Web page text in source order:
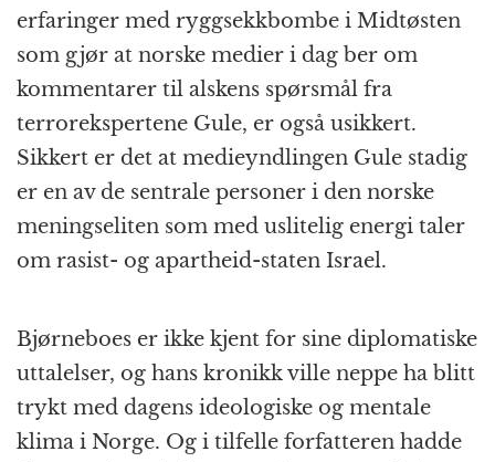
erfaringer med ryggsekkbombe i Midtøsten
som gjør at norske medier i dag ber om
kommentarer til alskens spørsmål fra
terrorekspertene Gule, er også usikkert.
Sikkert er det at medieyndlingen Gule stadig
er en av de sentrale personer i den norske
meningseliten som med uslitelig energi taler
om rasist- og apartheid-staten Israel.
Bjørneboes er ikke kjent for sine diplomatiske
uttalelser, og hans kronikk ville neppe ha blitt
trykt med dagens ideologiske og mentale
klima i Norge. Og i tilfelle forfatteren hadde